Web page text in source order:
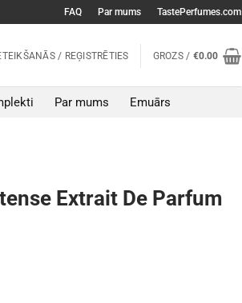
FAQ Par mums TastePerfumes.com
/ REĢISTRĒTIES GROZS / €0.00
Par mums Emuārs
Extrait De Parfum